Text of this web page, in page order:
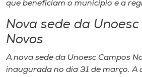
que beneficiam o município e a
Nova sede da
Novos
A nova sede da Unoesc Campos
inaugurada no dia 31 de março. A